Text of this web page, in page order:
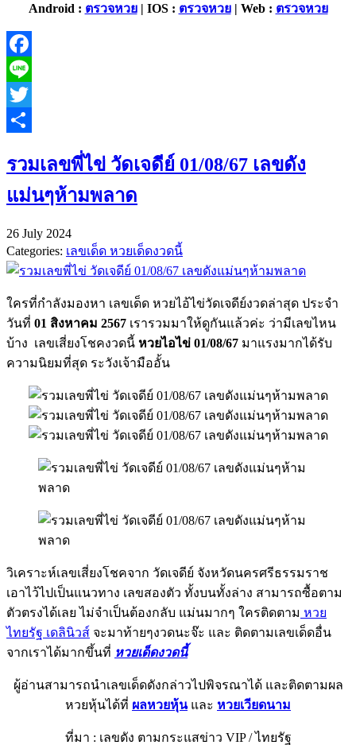
Android : ตรวจหวย | IOS : ตรวจหวย| Web : ตรวจหวย
Facebook
Line
Twitter
รวมเลขพี่ไข่ วัดเจดีย์ 01/08/67 เลขดัง
แม่นๆห้ามพลาด
26 July 2024
Categories: เลขเด็ด หวยเด็ดงวดนี้
ใครที่กำลังมองหา เลขเด็ด หวยไอ้ไข่วัดเจดีย์งวดล่าสุด ประจำ
วันที่ 01 สิงหาคม 2567 เรารวมมาให้ดูกันแล้วค่ะ ว่ามีเลขไหน
บ้าง เลขเสี่ยงโชคงวดนี้ หวยไอไข่ 01/08/67 มาแรงมากได้รับ
ความนิยมที่สุด ระวังเจ้ามืออั้น
วิเคราะห์เลขเสี่ยงโชคจาก วัดเจดีย์ จังหวัดนครศรีธรรมราช
เอาไว้ไปเป็นแนวทาง เลขสองตัว ทั้งบนทั้งล่าง สามารถซื้อตาม
ตัวตรงได้เลย ไม่จำเป็นต้องกลับ แม่นมากๆ ใครติดตาม หวย
ไทยรัฐ เดลินิวส์ จะมาท้ายๆงวดนะจ๊ะ และ ติดตามเลขเด็ดอื่น
จากเราได้มากขึ้นที่ หวยเด็ดงวดนี้
ผู้อ่านสามารถนำเลขเด็ดดังกล่าวไปพิจรณาได้ และติดตามผล
หวยหุ้นได้ที่ ผลหวยหุ้นและ หวยเวียดนาม
ที่มา : เลขดัง ตามกระแสข่าว VIP / ไทยรัฐ